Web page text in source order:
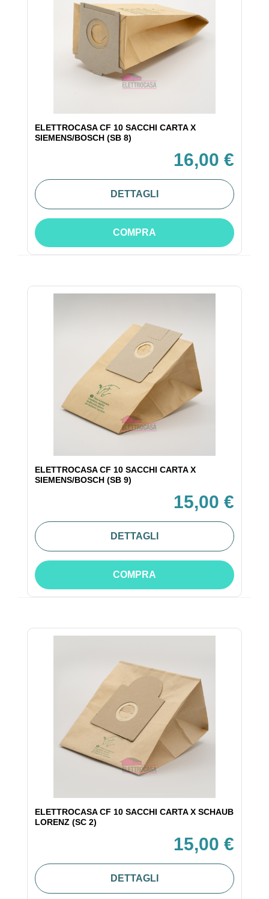
ELETTROCASA CF 10 SACCHI CARTA X
SIEMENS/BOSCH (SB 8)
16,00 €
DETTAGLI
COMPRA
ELETTROCASA CF 10 SACCHI CARTA X
SIEMENS/BOSCH (SB 9)
15,00 €
DETTAGLI
COMPRA
ELETTROCASA CF 10 SACCHI CARTA X SCHAUB
LORENZ (SC 2)
15,00 €
DETTAGLI